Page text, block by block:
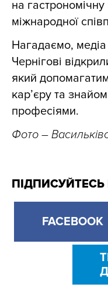
на
міжнародної
Нагадаємо,
Чернігові
який
кар’єру та
професіями.
Фото –
FACEBOOK